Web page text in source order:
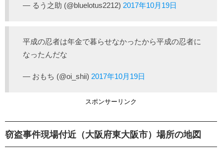
— るう之助 (@bluelotus2212) 2017年10月19日
平成の忍者は年金で暮らせなかったから平成の忍者に
なったんだな
— おもち (@oi_shii) 2017年10月19日
スポンサーリンク
窃盗事件現場付近（大阪府東大阪市）場所の地図